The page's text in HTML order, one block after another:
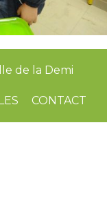
de la Demi
CONTACT